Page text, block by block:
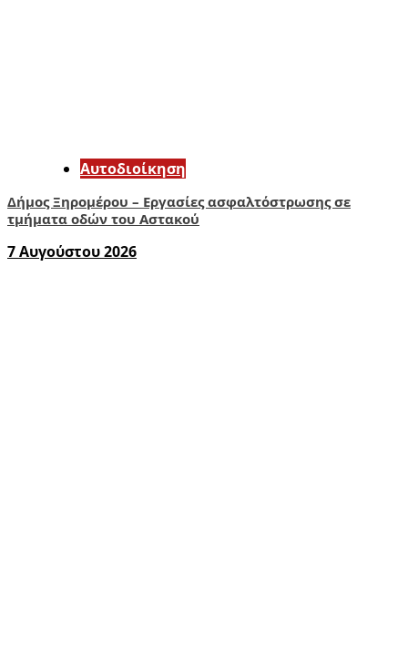
Αυτοδιοίκηση
Δήμος Ξηρομέρου – Εργασίες ασφαλτόστρωσης σε
τμήματα οδών του Αστακού
7 Αυγούστου 2026